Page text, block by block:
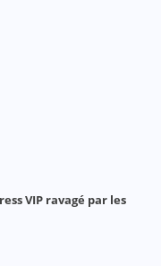
VIP ravagé par les